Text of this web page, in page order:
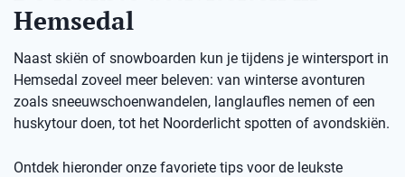
Hemsedal
Naast skiën of snowboarden kun je tijdens je wintersport in
Hemsedal zoveel meer beleven: van winterse avonturen
zoals sneeuwschoenwandelen, langlaufles nemen of een
huskytour doen, tot het Noorderlicht spotten of avondskiën.
Ontdek hieronder onze favoriete tips voor de leukste